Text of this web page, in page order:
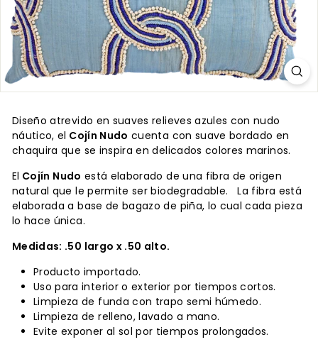
Diseño atrevido en suaves relieves azules con nudo
náutico, el Cojín Nudo cuenta con suave bordado en
chaquira que se inspira en delicados colores marinos.
El Cojín Nudo está elaborado de una fibra de origen
natural que le permite ser biodegradable. La fibra está
elaborada a base de bagazo de piña, lo cual cada pieza
lo hace única.
Medidas: .50 largo x .50 alto.
Producto importado.
Uso para interior o exterior por tiempos cortos.
Limpieza de funda con trapo semi húmedo.
Limpieza de relleno, lavado a mano.
Evite exponer al sol por tiempos prolongados.